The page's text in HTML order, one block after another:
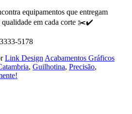
equipamentos que entregam
qualidade em cada corte ✂️✔️
5178
Link Design Acabamentos Gráficos
, Guilhotina, Precisão,